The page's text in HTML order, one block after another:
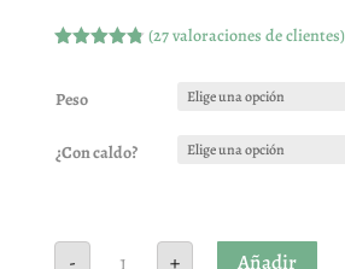
5 en base
a
s de
clientes
(27valoraciones de clientes)
Peso
¿Con caldo?
- + Añadir